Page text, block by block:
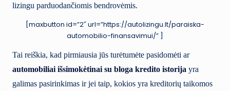
lizingu parduodančiomis bendrovėmis.
[maxbutton id=”2″ url=”https://autolizingu.lt/paraiska-
automobilio-finansavimui/” ]
Tai reiškia, kad pirmiausia jūs turėtumėte pasidomėti ar
automobiliai išsimokėtinai su bloga kredito istorija yra
galimas pasirinkimas ir jei taip, kokios yra kreditorių taikomos